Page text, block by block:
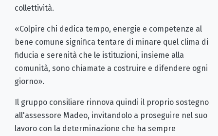
collettività.
«Colpire chi dedica tempo, energie e competenze al
bene comune significa tentare di minare quel clima di
fiducia e serenità che le istituzioni, insieme alla
comunità, sono chiamate a costruire e difendere ogni
giorno».
Il gruppo consiliare rinnova quindi il proprio sostegno
all'assessore Madeo, invitandolo a proseguire nel suo
lavoro con la determinazione che ha sempre